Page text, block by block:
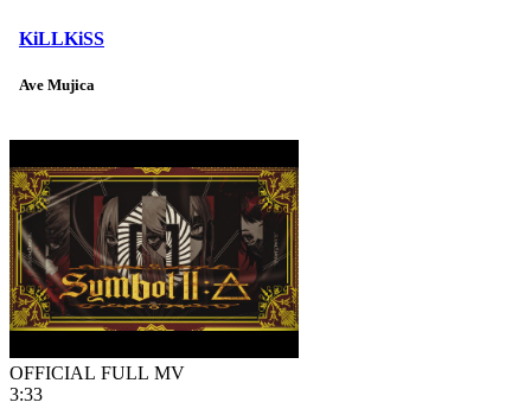
KiLLKiSS
Ave Mujica
OFFICIAL FULL MV
3:33